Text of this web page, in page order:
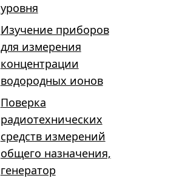
уровня
Изучение приборов
для измерения
концентрации
водородных ионов
Поверка
радиотехнических
средств измерений
общего назначения,
генератор